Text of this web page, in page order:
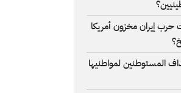
حرب إيران مخزون أمريكا
المستوطنين لمواطنيها